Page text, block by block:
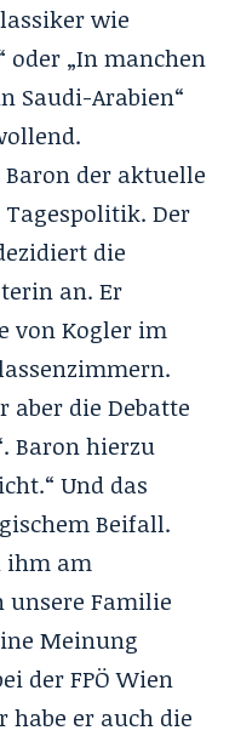
wie
oder „In manchen
Saudi-Arabien“
der aktuelle
Der
die
an. Er
von Kogler im
aber die Debatte
Baron hierzu
Und das
Beifall.
ihm am
Familie
Meinung
der FPÖ Wien
er auch die